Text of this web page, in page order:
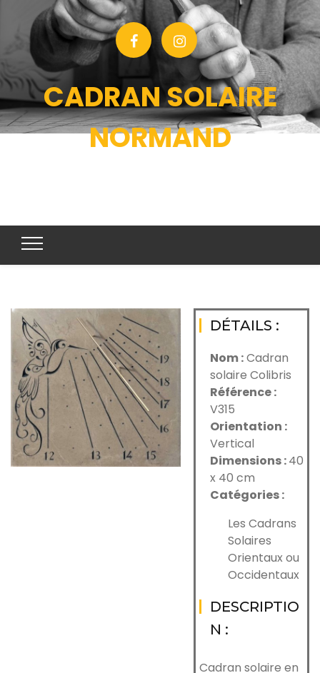
CADRAN SOLAIRE
NORMAND
DÉTAILS :
Nom :Cadran
solaire Colibris
Référence :
V315
Orientation :
Vertical
Dimensions :40
x 40 cm
Catégories :
Les Cadrans
Solaires
Orientaux ou
Occidentaux
DESCRIPTIO
N :
Cadran solaire en